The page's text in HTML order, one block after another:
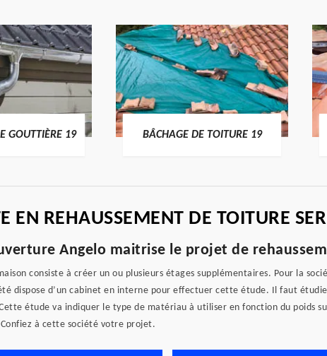
GOUTTIÈRE 19 BÂCHAGE DE TOITURE 19
EN REHAUSSEMENT DE TOITURE
Angelo maitrise le projet de
consiste à créer un ou plusieurs étages supplémentaires. Pour la
dispose d’un cabinet en interne pour effectuer cette étude. Il faut
étude va indiquer le type de matériau à utiliser en fonction du poids
à cette société votre projet.